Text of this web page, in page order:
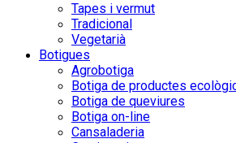
Tapes i vermut
Tradicional
Vegetarià
Botigues
Agrobotiga
Botiga de productes
Botiga de queviures
Botiga on-line
Cansaladeria